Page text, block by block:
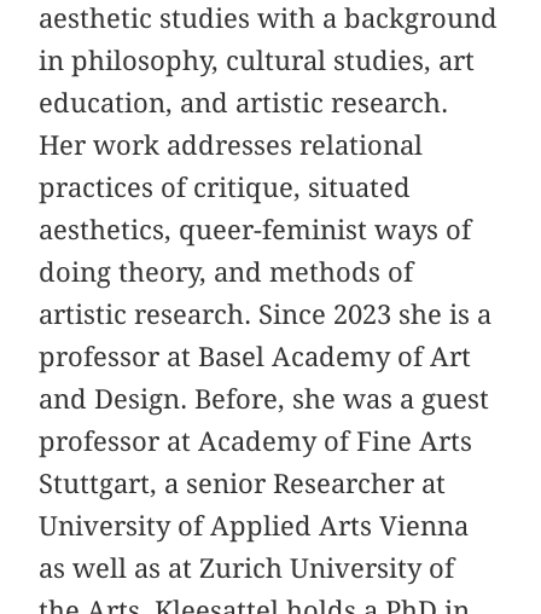
aesthetic studies with a background
in philosophy, cultural studies, art
education, and artistic research.
Her work addresses relational
practices of critique, situated
aesthetics, queer-feminist ways of
doing theory, and methods of
artistic research. Since 2023 she is a
professor at Basel Academy of Art
and Design. Before, she was a guest
professor at Academy of Fine Arts
Stuttgart, a senior Researcher at
University of Applied Arts Vienna
as well as at Zurich University of